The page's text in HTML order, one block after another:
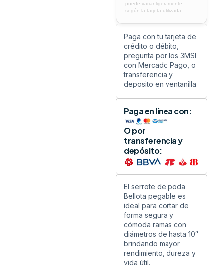
puede variar ligeramente
según la tarjeta utilizada.
Paga con tu tarjeta de
crédito o débito,
pregunta por los 3MSI
con Mercado Pago, o
transferencia y
deposito en ventanilla
Paga en línea con:
O por
transferencia y
depósito:
El serrote de poda
Bellota pegable es
ideal para cortar de
forma segura y
cómoda ramas con
diámetros de hasta 10″
brindando mayor
rendimiento, dureza y
vida útil.